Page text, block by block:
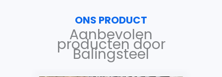
ONS PRODUCT
Aanbevolen
producten door
Balingsteel